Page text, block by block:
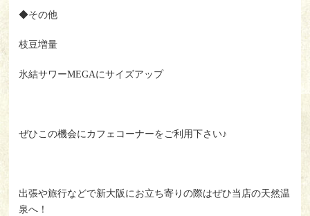
◆その他
枝豆増量
氷結サワーMEGAにサイズアップ
ぜひこの機会にカフェコーナーをご利用下さい♪
出張や旅行などで新大阪にお立ち寄りの際はぜひ当店の天然温
泉へ！